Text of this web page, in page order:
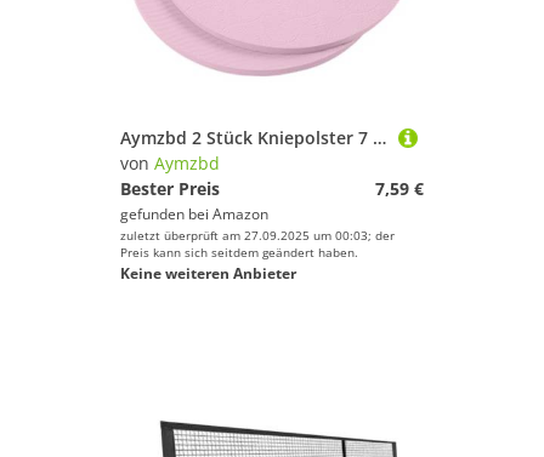
Aymzbd 2 Stück Kniepolster 7 Zoll Übungskissen für Pilates mit Rutschfester Oberfläche, Sport Balance Kissen, Rosa
von Aymzbd
Bester Preis
7,59 €
gefunden bei Amazon
zuletzt überprüft am 27.09.2025 um 00:03; der
Preis kann sich seitdem geändert haben.
Keine weiteren Anbieter